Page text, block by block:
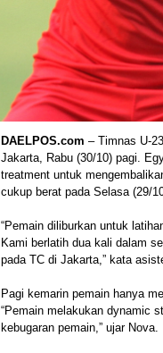
DAELPOS.com – Timnas U-
Jakarta, Rabu (30/10) pagi.
treatment untuk
cukup berat pada Selasa (29/
“Pemain diliburkan untuk
Kami berlatih dua kali dalam
pada TC di Jakarta,” kata
Pagi kemarin pemain hanya
“Pemain melakukan dynamic
kebugaran pemain,” ujar Nova.